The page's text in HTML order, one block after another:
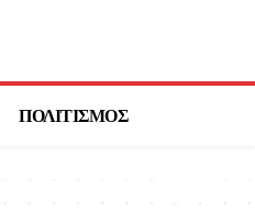
ΠΟΛΙΤΙΣΜΟΣ